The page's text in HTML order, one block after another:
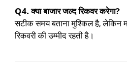
Q4. क्या बाजार जल्द रिकवर करेगा?
सटीक समय बताना मुश्किल है, लेकिन
रिकवरी की उम्मीद रहती है।